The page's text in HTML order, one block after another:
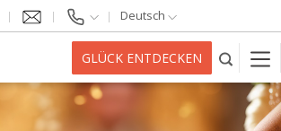
Deutsch
GLÜCK ENTDECKEN